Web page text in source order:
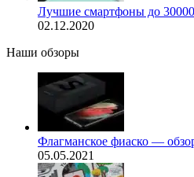
Лучшие смартфоны до
02.12.2020
Наши обзоры
Флагманское фиаско —
05.05.2021